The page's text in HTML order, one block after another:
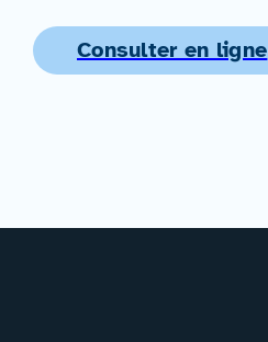
Consulter en ligne